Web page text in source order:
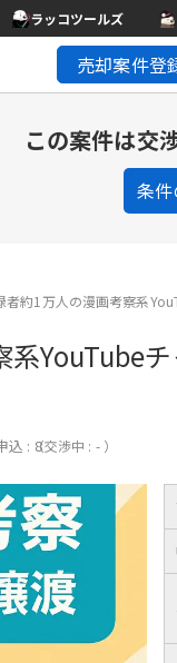
ラッコツールズ
売却案件登
この案件は交
条
者約1万人の漫画考察系
系YouTube
込 : 8
（交渉中 : - ）